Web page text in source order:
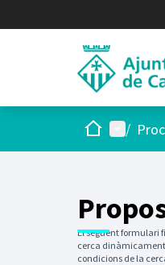
Inici Menú
/
El següent formulari
cerca
condicions de la